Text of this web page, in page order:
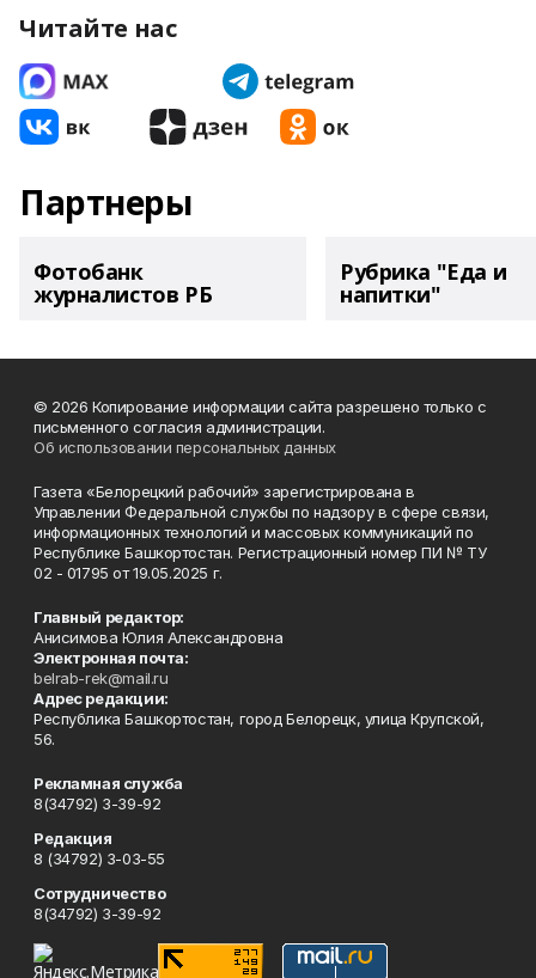
Читайте нас
Партнеры
Фотобанк
журналистов РБ
Рубрика "Еда и
напитки"
© 2026 Копирование информации сайта разрешено только с
письменного согласия администрации.
Об использовании персональных данных
Газета «Белорецкий рабочий» зарегистрирована в
Управлении Федеральной службы по надзору в сфере связи,
информационных технологий и массовых коммуникаций по
Республике Башкортостан. Регистрационный номер ПИ № ТУ
02 - 01795 от 19.05.2025 г.
Главный редактор:
Анисимова Юлия Александровна
Электронная почта:
belrab-rek@mail.ru
Адрес редакции:
Республика Башкортостан, город Белорецк, улица Крупской,
56.
Рекламная служба
8(34792) 3-39-92
Редакция
8 (34792) 3-03-55
Сотрудничество
8(34792) 3-39-92